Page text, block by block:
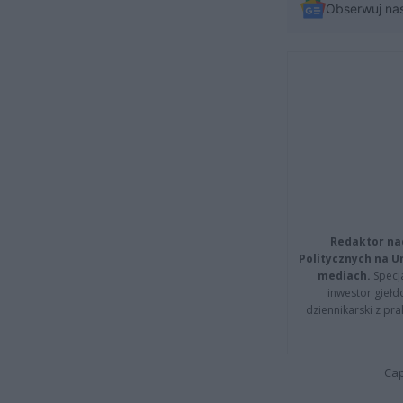
Obserwuj
Redaktor
Politycznych na
mediach.
inwestor
dziennikarski z